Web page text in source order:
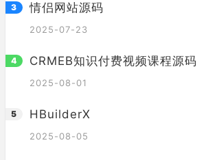
情侣网站源码
2025-07-23
CRMEB知识付费视频课程源码
2025-08-01
HBuilderX
2025-08-05